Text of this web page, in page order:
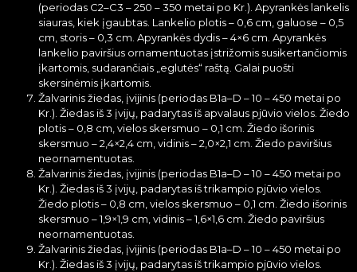
(periodas C2–C3 – 250 – 350 metai po Kr.). Apyrankės lankelis
siauras, kiek įgaubtas. Lankelio plotis – 0,6 cm, galuose – 0,5
cm, storis – 0,3 cm. Apyrankės dydis – 4×6 cm. Apyrankės
lankelio paviršius ornamentuotas įstrižomis susikertančiomis
įkartomis, sudarančiais „eglutės“ raštą. Galai puošti
skersinėmis įkartomis.
Žalvarinis žiedas, įvijinis (periodas B1a–D – 10 – 450 metai po
Kr.). Žiedas iš 3 įvijų, padarytas iš apvalaus pjūvio vielos. Žiedo
plotis – 0,8 cm, vielos skersmuo – 0,1 cm. Žiedo išorinis
skersmuo – 2,4×2,4 cm, vidinis – 2,0×2,1 cm. Žiedo paviršius
neornamentuotas.
Žalvarinis žiedas, įvijinis (periodas B1a–D – 10 – 450 metai po
Kr.). Žiedas iš 3 įvijų, padarytas iš trikampio pjūvio vielos.
Žiedo plotis – 0,8 cm, vielos skersmuo – 0,1 cm. Žiedo išorinis
skersmuo – 1,9×1,9 cm, vidinis – 1,6×1,6 cm. Žiedo paviršius
neornamentuotas.
Žalvarinis žiedas, įvijinis (periodas B1a–D – 10 – 450 metai po
Kr.). Žiedas iš 3 įvijų, padarytas iš trikampio pjūvio vielos.